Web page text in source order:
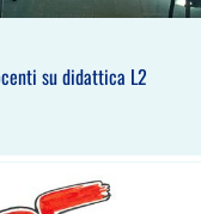
su didattica L2